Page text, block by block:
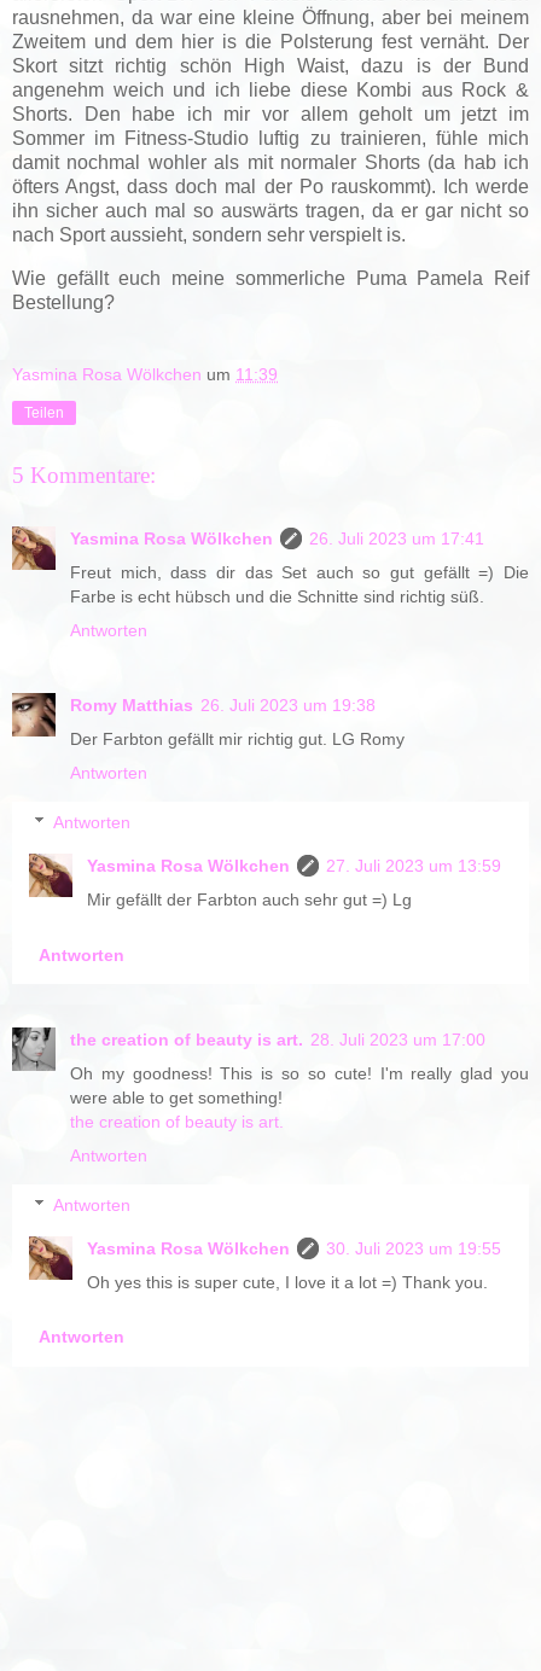
rausnehmen, da war eine kleine Öffnung, aber bei meinem
Zweitem und dem hier is die Polsterung fest vernäht. Der
Skort sitzt richtig schön High Waist, dazu is der Bund
angenehm weich und ich liebe diese Kombi aus Rock &
Shorts. Den habe ich mir vor allem geholt um jetzt im
Sommer im Fitness-Studio luftig zu trainieren, fühle mich
damit nochmal wohler als mit normaler Shorts (da hab ich
öfters Angst, dass doch mal der Po rauskommt). Ich werde
ihn sicher auch mal so auswärts tragen, da er gar nicht so
nach Sport aussieht, sondern sehr verspielt is.
Wie gefällt euch meine sommerliche Puma Pamela Reif
Bestellung?
Yasmina Rosa Wölkchen um 11:39
Teilen
5 Kommentare:
Yasmina Rosa Wölkchen
26. Juli 2023 um 17:41
Freut mich, dass dir das Set auch so gut gefällt =) Die
Farbe is echt hübsch und die Schnitte sind richtig süß.
Antworten
Romy Matthias 26. Juli 2023 um 19:38
Der Farbton gefällt mir richtig gut. LG Romy
Antworten
Antworten
Yasmina Rosa Wölkchen
27. Juli 2023 um 13:59
Mir gefällt der Farbton auch sehr gut =) Lg
Antworten
the creation of beauty is art. 28. Juli 2023 um 17:00
Oh my goodness! This is so so cute! I'm really glad you
were able to get something!
the creation of beauty is art.
Antworten
Antworten
Yasmina Rosa Wölkchen
30. Juli 2023 um 19:55
Oh yes this is super cute, I love it a lot =) Thank you.
Antworten